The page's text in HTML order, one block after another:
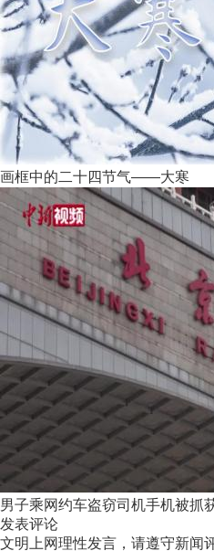
画框中的二十四节气——大寒
男子乘网约车盗窃司机手机被抓
发表评论
文明上网理性发言，请遵守新闻